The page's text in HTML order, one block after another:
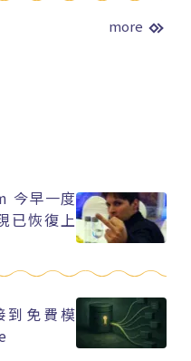
more
今早一度
已恢復上
到免費模